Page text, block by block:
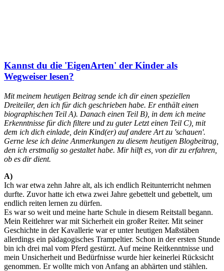
Kannst du die 'EigenArten' der Kinder als
Wegweiser lesen?
Mit meinem heutigen Beitrag sende ich dir einen speziellen
Dreiteiler, den ich für dich geschrieben habe. Er enthält einen
biographischen Teil A). Danach einen Teil B), in dem ich meine
Erkenntnisse für dich filtere und zu guter Letzt einen Teil C), mit
dem ich dich einlade, dein Kind(er) auf andere Art zu 'schauen'.
Gerne lese ich deine Anmerkungen zu diesem heutigen Blogbeitrag,
den ich erstmalig so gestaltet habe. Mir hilft es, von dir zu erfahren,
ob es dir dient.
A)
Ich war etwa zehn Jahre alt, als ich endlich Reitunterricht nehmen
durfte. Zuvor hatte ich etwa zwei Jahre gebettelt und gebettelt, um
endlich reiten lernen zu dürfen.
Es war so weit und meine harte Schule in diesem Reitstall begann.
Mein Reitlehrer war mit Sicherheit ein großer Reiter. Mit seiner
Geschichte in der Kavallerie war er unter heutigen Maßstäben
allerdings ein pädagogisches Trampeltier. Schon in der ersten Stunde
bin ich drei mal vom Pferd gestürzt. Auf meine Reitkenntnisse und
mein Unsicherheit und Bedürfnisse wurde hier keinerlei Rücksicht
genommen. Er wollte mich von Anfang an abhärten und stählen.